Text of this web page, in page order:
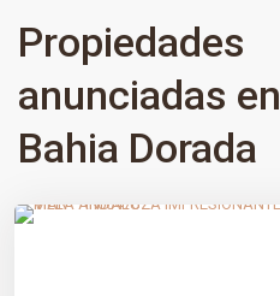
Propiedades
anunciadas en
Bahia Dorada